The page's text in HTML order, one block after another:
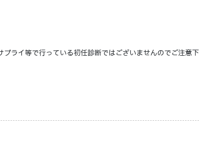
ライ等で行っている初任診断ではございませんのでご注意下